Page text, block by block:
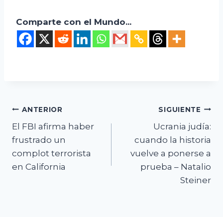
Comparte con el Mundo...
Navegación
de
entradas
ANTERIOR
El FBI afirma haber
frustrado un
complot terrorista
en California
SIGUIENTE
Ucrania judía:
cuando la historia
vuelve a ponerse a
prueba – Natalio
Steiner